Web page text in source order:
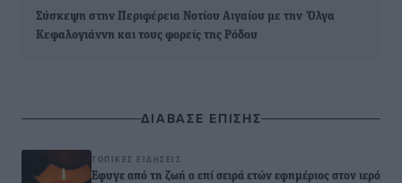
Σύσκεψη στην Περιφέρεια Νοτίου Αιγαίου με την Όλγα
Κεφαλογιάννη και τους φορείς της Ρόδου
ΔΙΑΒΑΣΕ ΕΠΙΣΗΣ
ΤΟΠΙΚΈΣ ΕΙΔΉΣΕΙΣ
Έφυγε από τη ζωή ο επί σειρά ετών εφημέριος στον ιερό